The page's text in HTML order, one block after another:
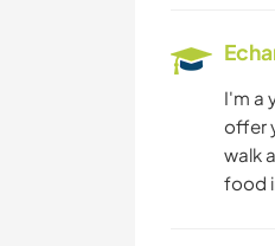
I'm a
offer
walk
food